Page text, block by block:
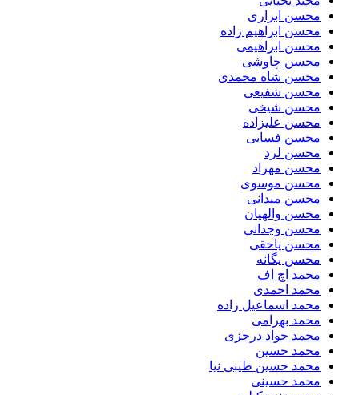
محسن ابراری
محسن ابراهیم زاده
محسن ابراهیمی
محسن چاوشی
محسن شاه محمدی
محسن شفیعی
محسن شیخی
محسن علیزاده
محسن فسایی
محسن لرد
محسن مهراد
محسن موسوی
محسن میدانی
محسن والهیان
محسن وجدانی
محسن یاحقی
محسن یگانه
محمد اچ اف
محمد احمدی
محمد اسماعیل زاده
محمد بهرامی
محمد جواد درجزی
محمد حسین
محمد حسین طیبی نیا
محمد حسینی